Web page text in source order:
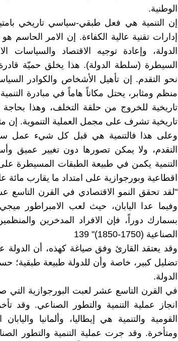
الوطنية.
إن التنمية هي فعل طبقي-سياسي تاريخي
إدارات تقنية عالية الكفاءة. إن الامر
الدولة، وإعادة توجيه الاقتصاد والسياسات
السيطرة (سلطة الدولة). هذا يخلق حميّة
نحو التقدم. إن تأهيل الأشخاص والكوادر
منظم ومثابر، يحتل مكاناً هاماً في مبادرة
تاريخية للخروج من حلقة التخلف، وهذا
تاريخية تشرف على مجمل العملية التنموية. إن
وعلى هذا فالتنمية هي قبل كل شيء عمل
التقدم، ولا يمكن تصورها دون تغيير عميق
التنمية يكمن في طبيعة الطبقات المسيطرة
اقطاعية وبورجوازية على امتداد ما يقارب مائة
"لقد تحقق النمو الاقتصادي في القرن التاسع
وفيما عدا اليابان، حيث لعب الامبراطور
بسمارك دوراً، فإن الافراد المدخرين
الصناعية (1750-1850)" 139
وقد يعتقد القارئ وفق صياغة كهذه، أن الدولة
تضليل كبير، خاصة وأن للدولة طبيعة
الدولة.
في القرن التاسع عشر لعبت البورجوازية
انجاز عملية التنمية والتطور الصناعي. وقد
القومية والتنمية هي إيطاليا، وألمانيا
ومتأخرة. وقد جرت عملية التنمية والتطور